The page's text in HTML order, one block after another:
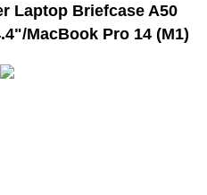
Laptop Briefcase A50
MacBook Pro 14 (M1)